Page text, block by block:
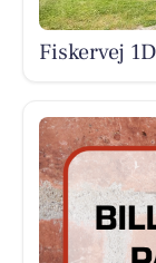
Fiskervej